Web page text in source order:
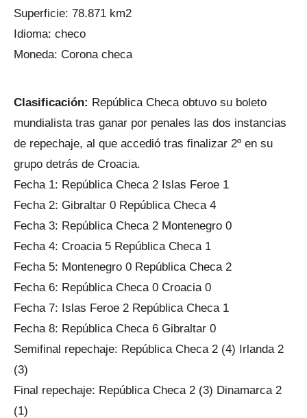
Superficie: 78.871 km2
Idioma: checo
Moneda: Corona checa
Clasificación: República Checa obtuvo su boleto
mundialista tras ganar por penales las dos instancias
de repechaje, al que accedió tras finalizar 2º en su
grupo detrás de Croacia.
Fecha 1: República Checa 2 Islas Feroe 1
Fecha 2: Gibraltar 0 República Checa 4
Fecha 3: República Checa 2 Montenegro 0
Fecha 4: Croacia 5 República Checa 1
Fecha 5: Montenegro 0 República Checa 2
Fecha 6: República Checa 0 Croacia 0
Fecha 7: Islas Feroe 2 República Checa 1
Fecha 8: República Checa 6 Gibraltar 0
Semifinal repechaje: República Checa 2 (4) Irlanda 2
(3)
Final repechaje: República Checa 2 (3) Dinamarca 2
(1)